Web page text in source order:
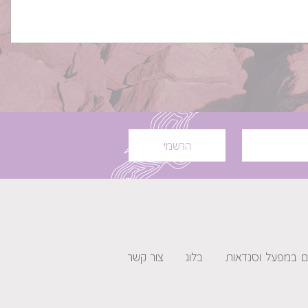
הרשמי
במפעל וסנדאות בלוג צור קשר